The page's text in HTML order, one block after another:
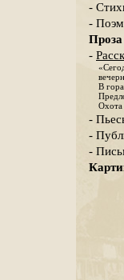
-
-
Проза
-
В
Охота
-
-
-